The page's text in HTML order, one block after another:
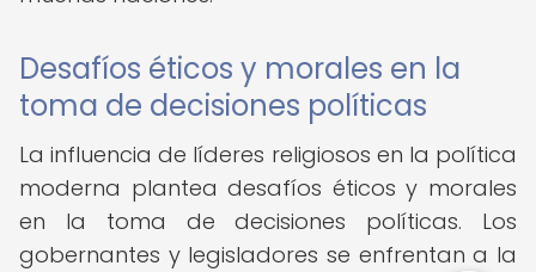
Desafíos éticos y morales en la
toma de decisiones políticas
La influencia de líderes religiosos en la política
moderna plantea desafíos éticos y morales
en la toma de decisiones políticas. Los
gobernantes y legisladores se enfrentan a la